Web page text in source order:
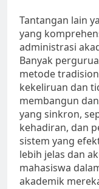
Tantangan lain
yang
administrasi
Banyak
metode
kekeliruan dan
membangun
yang sinkron,
kehadiran, dan
sistem yang
lebih jelas dan
mahasiswa
akademik